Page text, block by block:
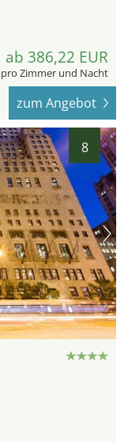
ab 386,22 EUR
pro Zimmer und Nacht
zum Angebot
8